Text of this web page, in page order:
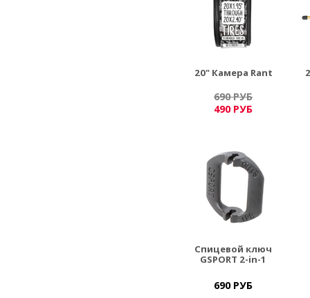
20" Камера Rant
690 РУБ
490 РУБ
Спицевой ключ
GSPORT 2-in-1
690 РУБ